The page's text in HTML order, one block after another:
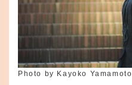
Photo by Kayoko Yamamoto